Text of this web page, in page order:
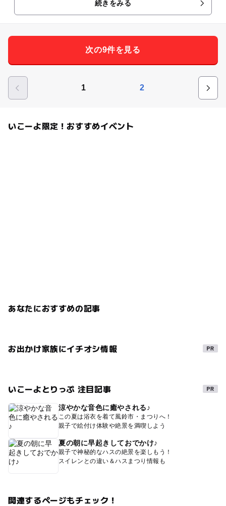
続きをみる
次の9件を見る
1 2
いこーよ限定！おすすめイベント
あなたにおすすめの記事
お出かけ家族にイチオシ情報
いこーよとりっぷ 注目記事
涼やかな音色に癒やされる♪
この夏は浴衣を着て風鈴市・まつりへ！
親子で絵付け体験や絶景を満喫しよう
夏の朝に早起きしておでかけ♪
親子で神秘的なハスの絶景を楽しもう！
スイレンとの違い＆ハスまつり情報も
関連するページもチェック！